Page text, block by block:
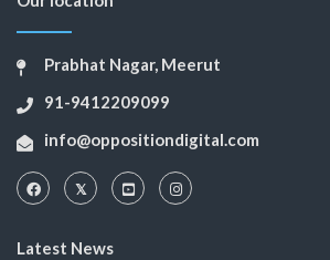
Prabhat Nagar, Meerut
91-9412209099
info@oppositiondigital.com
Latest News